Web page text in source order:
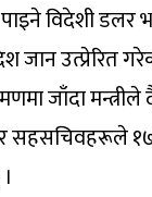
विदेशी डलर
जान उत्प्रेरित
जाँदा
सहसचिवहरूले